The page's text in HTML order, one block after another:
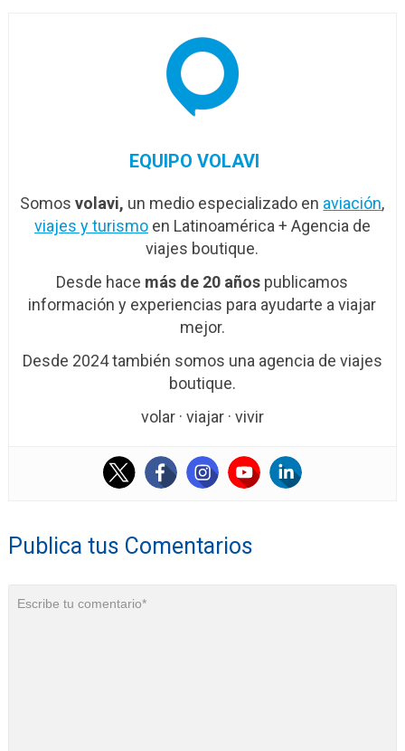
EQUIPO VOLAVI
Somosvolavi, un medio especializado en aviación,
viajes y turismoen Latinoamérica + Agencia de
viajes boutique.
Desde hace más de 20 años publicamos
información y experiencias para ayudarte a viajar
mejor.
Desde 2024 también somos una agencia de viajes
boutique.
volar · viajar · vivir
Publica tus Comentarios